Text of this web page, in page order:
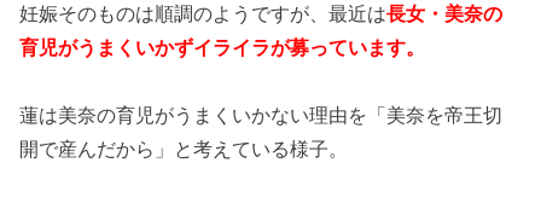
妊娠そのものは順調のようですが、最近は長女・美奈の
育児がうまくいかずイライラが募っています。
蓮は美奈の育児がうまくいかない理由を「美奈を帝王切
開で産んだから」と考えている様子。